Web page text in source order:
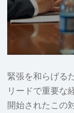
緊張を和らげる
リードで重要な
開始されたこの